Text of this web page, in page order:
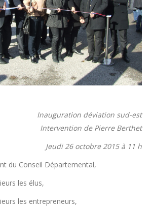
Inauguration déviation sud-est
Intervention de Pierre Berthet
Jeudi 26 octobre 2015 à 11 h
du Conseil Départemental,
les élus,
les entrepreneurs,